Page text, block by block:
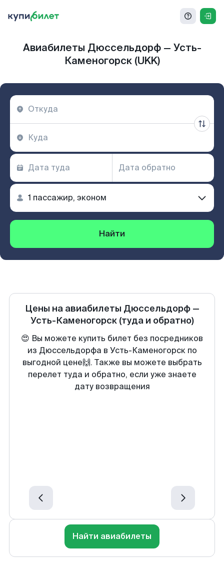
Авиабилеты Дюссельдорф — Усть-
Каменогорск (UKK)
Найти
Цены на авиабилеты Дюссельдорф—
Усть-Каменогорск (туда и обратно)
😍 Вы можете купить билет без посредников
из Дюссельдорфа в Усть-Каменогорск по
выгодной цене🙌. Также вы можете выбрать
перелет туда и обратно, если уже знаете
дату возвращения
Найти авиабилеты